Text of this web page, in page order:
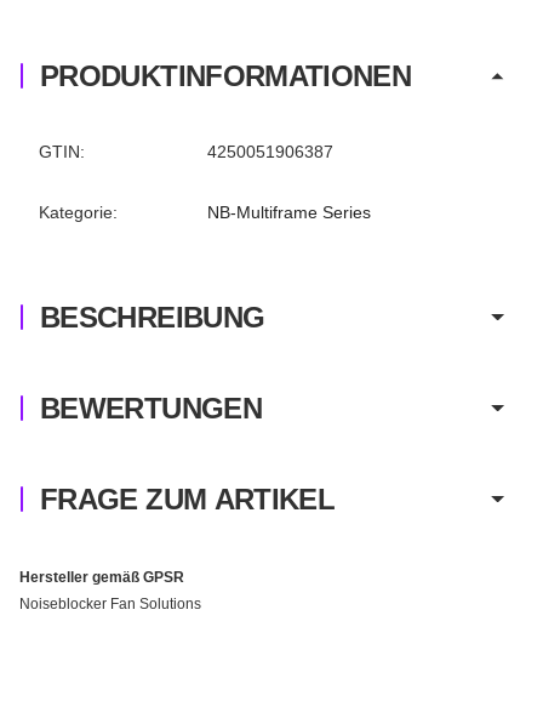
PRODUKTINFORMATIONEN
Produkteigenschaft
Wert
GTIN: 4250051906387
Kategorie: NB-Multiframe Series
BESCHREIBUNG
BEWERTUNGEN
FRAGE ZUM ARTIKEL
Hersteller gemäß GPSR
Noiseblocker Fan Solutions